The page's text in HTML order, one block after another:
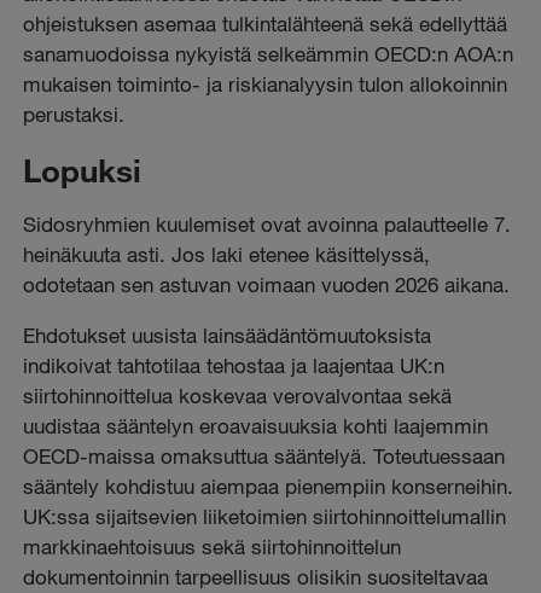
ohjeistuksen asemaa tulkintalähteenä sekä edellyttää
sanamuodoissa nykyistä selkeämmin OECD:n AOA:n
mukaisen toiminto- ja riskianalyysin tulon allokoinnin
perustaksi.
Lopuksi
Sidosryhmien kuulemiset ovat avoinna palautteelle 7.
heinäkuuta asti. Jos laki etenee käsittelyssä,
odotetaan sen astuvan voimaan vuoden 2026 aikana.
Ehdotukset uusista lainsäädäntömuutoksista
indikoivat tahtotilaa tehostaa ja laajentaa UK:n
siirtohinnoittelua koskevaa verovalvontaa sekä
uudistaa sääntelyn eroavaisuuksia kohti laajemmin
OECD-maissa omaksuttua sääntelyä. Toteutuessaan
sääntely kohdistuu aiempaa pienempiin konserneihin.
UK:ssa sijaitsevien liiketoimien siirtohinnoittelumallin
markkinaehtoisuus sekä siirtohinnoittelun
dokumentoinnin tarpeellisuus olisikin suositeltavaa